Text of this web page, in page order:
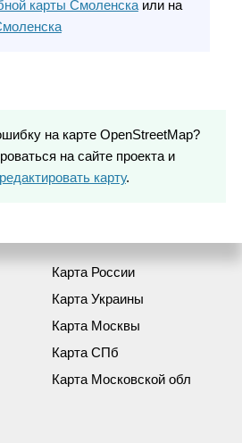
карты Смоленскаили на
на карте OpenStreetMap?
на сайте проекта и
карту.
Карта России
Карта Украины
Карта Москвы
Карта СПб
Карта Московской обл